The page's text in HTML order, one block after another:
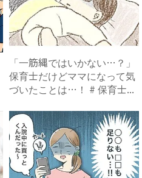
「一筋縄ではいかない…？」
保育士だけどママになって気
づいたことは…！ # 保育士...